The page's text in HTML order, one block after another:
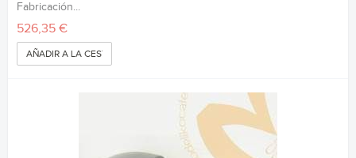
Fabricación...
526,35 €
AÑADIR A LA CESTA